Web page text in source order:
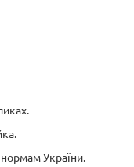
нормам України.